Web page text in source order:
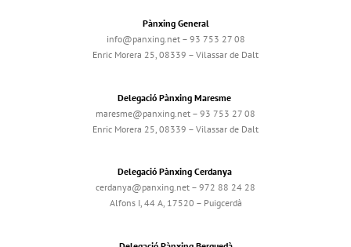
Pànxing General
info@panxing.net – 93 753 27 08
Enric Morera 25, 08339 – Vilassar de Dalt
Delegació Pànxing Maresme
maresme@panxing.net – 93 753 27 08
Enric Morera 25, 08339 – Vilassar de Dalt
Delegació Pànxing Cerdanya
cerdanya@panxing.net – 972 88 24 28
Alfons I, 44 A, 17520 – Puigcerdà